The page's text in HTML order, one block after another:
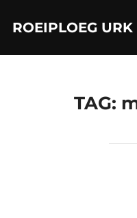
naarROEIPLOEG URK
TAG: